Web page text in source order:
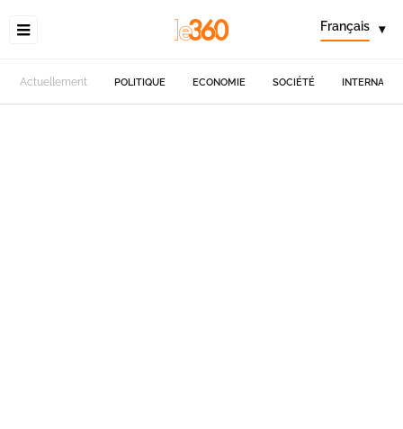
Français ▾
Actuellement POLITIQUE ECONOMIE SOCIÉTÉ